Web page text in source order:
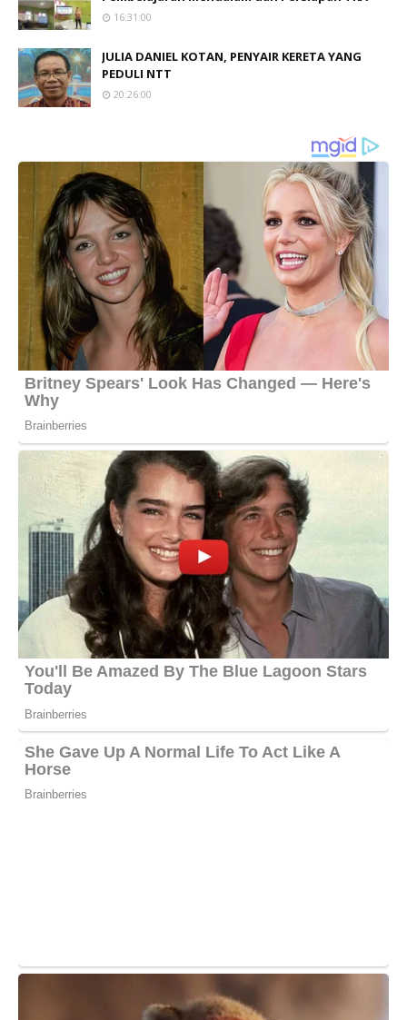
16:31:00
JULIA DANIEL KOTAN, PENYAIR KERETA YANG
PEDULI NTT
20:26:00